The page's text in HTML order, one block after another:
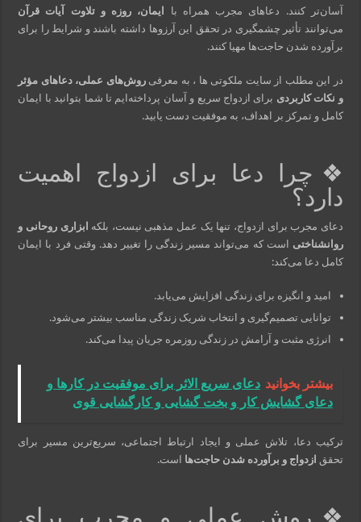
آسان‌تر کنند. دعاهای مجرب همراه با
ایمان، روزه و تلاوت آیات قرآن
می‌توانند تأثیر چشمگیری در تحقق این آرزوها داشته باشند و شرایط را برای
برآورده شدن حاجت‌ها مهیا کنند.
در این مطلب از سایت ملکوتی ها ، به معرفیروش‌های عملی، دعاهای مؤثر
و نکات کاربردی برای ازدواج سریع و آسان پرداخته‌ایم تا شما بتوانید با ایمان
کامل و تمرکز بر اهداف، به موفقیت دست یابید.
❖چرا دعا برای ازدواج اهمیت
دارد؟
دعای مجرب برای ازدواج، تنها یک عمل مذهبی نیست، بلکه ابزاری روحانی و
روانشناختی است که می‌تواند مسیر زندگی را تغییر دهد. وقتی فرد با ایمان
کامل دعا می‌کند:
امید و انگیزه برای زندگی افزایش می‌یابد.
توانایی تصمیم‌گیری و انتخاب شریک زندگی مناسب بیشتر می‌شود.
انرژی مثبت و آرامش در زندگی روزمره جریان پیدا می‌کند.
بیشتر بخوانید دعای سریع الاثر برای موفقیت در کارها و
دعای گشایش کار و بخت گشایی و کارگشایی قوی
ترکیب دعا، تلاش عملی و ایجاد ارتباط اجتماعی، سریع‌ترین مسیر برای
تحقق ازدواج و برآورده شدن حاجت‌ها است.